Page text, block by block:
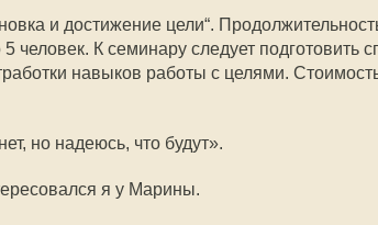
и достижение цели“.
человек. К семинару следует подготовить
навыков работы с целями.
но надеюсь, что будут».
я у Марины.